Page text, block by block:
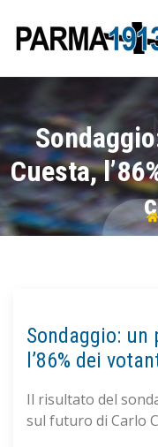
Cuesta,
Sondaggio: un
l’86% dei
Il risultato del
sul futuro di Carlo